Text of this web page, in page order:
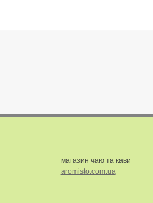
магазин чаю та кави
aromisto.com.ua